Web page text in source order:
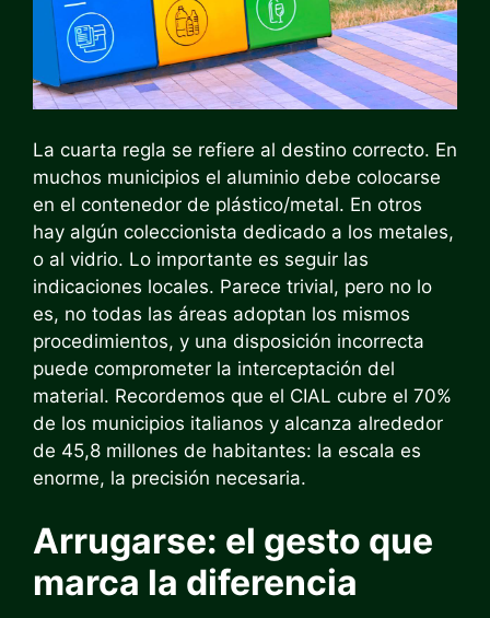
La cuarta regla se refiere al destino correcto. En
muchos municipios el aluminio debe colocarse
en el contenedor de plástico/metal. En otros
hay algún coleccionista dedicado a los metales,
o al vidrio. Lo importante es seguir las
indicaciones locales. Parece trivial, pero no lo
es, no todas las áreas adoptan los mismos
procedimientos, y una disposición incorrecta
puede comprometer la interceptación del
material. Recordemos que el CIAL cubre el 70%
de los municipios italianos y alcanza alrededor
de 45,8 millones de habitantes: la escala es
enorme, la precisión necesaria.
Arrugarse: el gesto que
marca la diferencia